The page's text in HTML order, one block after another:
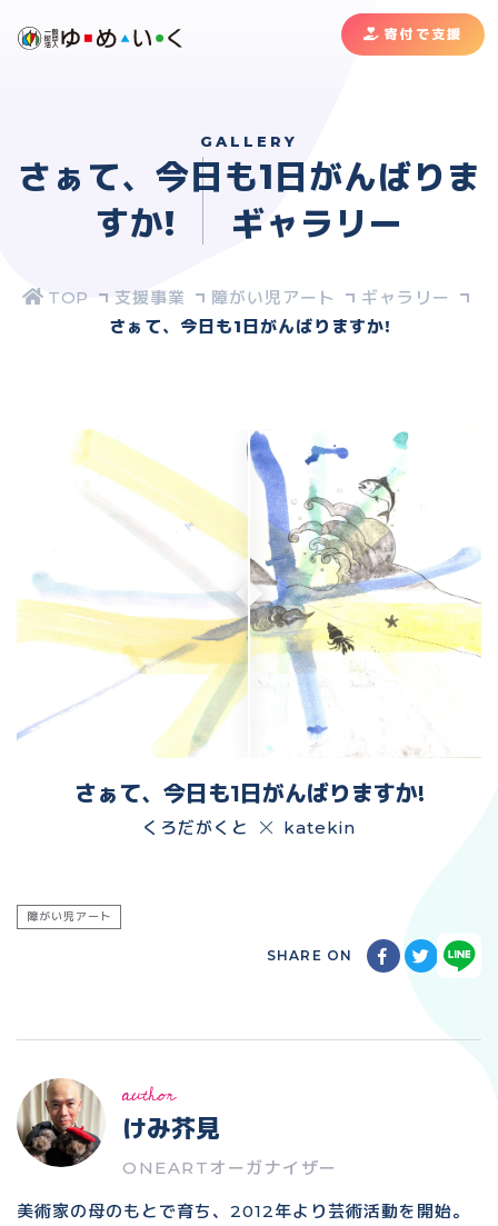
寄付で支援
GALLERY
さぁて、今日も1日がんばりま
すか!
ギャラリー
支援事業 障がい児アート
ギャラリー
さぁて、今日も1日がんばりますか!
さぁて、今日も1日がんばりますか!
くろだがくと katekin
障がい児アート
SHARE ON
author
けみ芥見
ONEARTオーガナイザー
美術家の母のもとで育ち、2012年より芸術活動を開始。